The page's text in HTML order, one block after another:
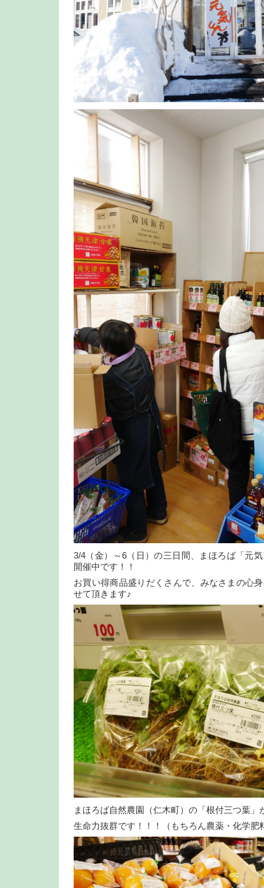
3/4（金）～6（日）の三日間、まほろば「元
開催中です！！
お買い得商品盛りだくさんで、みなさまの心
せて頂きます♪
まほろば自然農園（仁木町）の「根付三つ葉」
生命力抜群です！！！（もちろん農薬・化学肥